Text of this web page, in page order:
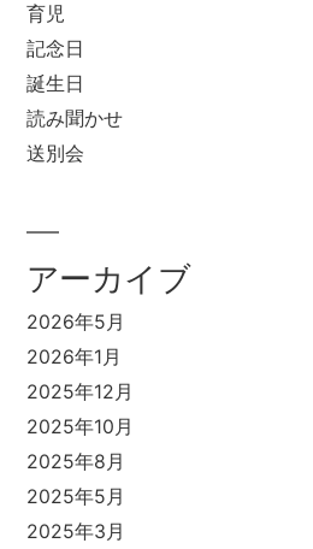
育児
記念日
誕生日
読み聞かせ
送別会
アーカイブ
2026年5月
2026年1月
2025年12月
2025年10月
2025年8月
2025年5月
2025年3月